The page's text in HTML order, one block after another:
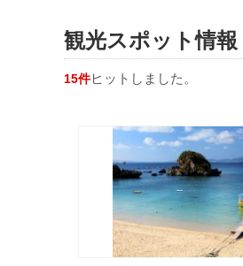
観光スポット情報
15件ヒットしました。